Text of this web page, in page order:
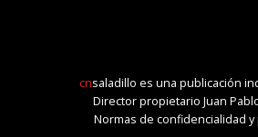
cnsaladillo es una publicación
Director propietario Juan
Normas de confidencialidad y